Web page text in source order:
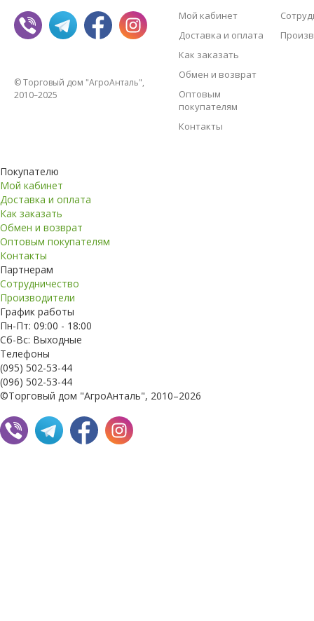
© Торговый дом "АгроАнталь",
2010–2025
Мой кабинет
Доставка и оплата
Как заказать
Обмен и возврат
Оптовым
покупателям
Контакты
Покупателю
Мой кабинет
Доставка и оплата
Как заказать
Обмен и возврат
Оптовым покупателям
Контакты
Партнерам
Сотрудничество
Производители
График работы
Пн-Пт: 09:00 - 18:00
Сб-Вс: Выходные
Телефоны
(095) 502-53-44
(096) 502-53-44
©Торговый дом "АгроАнталь", 2010–2026